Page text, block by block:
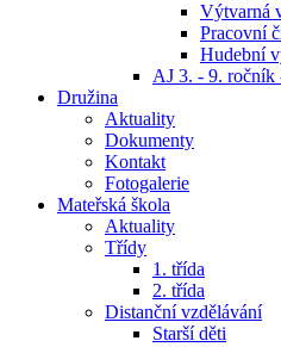
Výtvarná
Pracovní
Hudební
AJ 3. - 9. ročník
Družina
Aktuality
Dokumenty
Kontakt
Fotogalerie
Mateřská škola
Aktuality
Třídy
1. třída
2. třída
Distanční vzdělávání
Starší děti